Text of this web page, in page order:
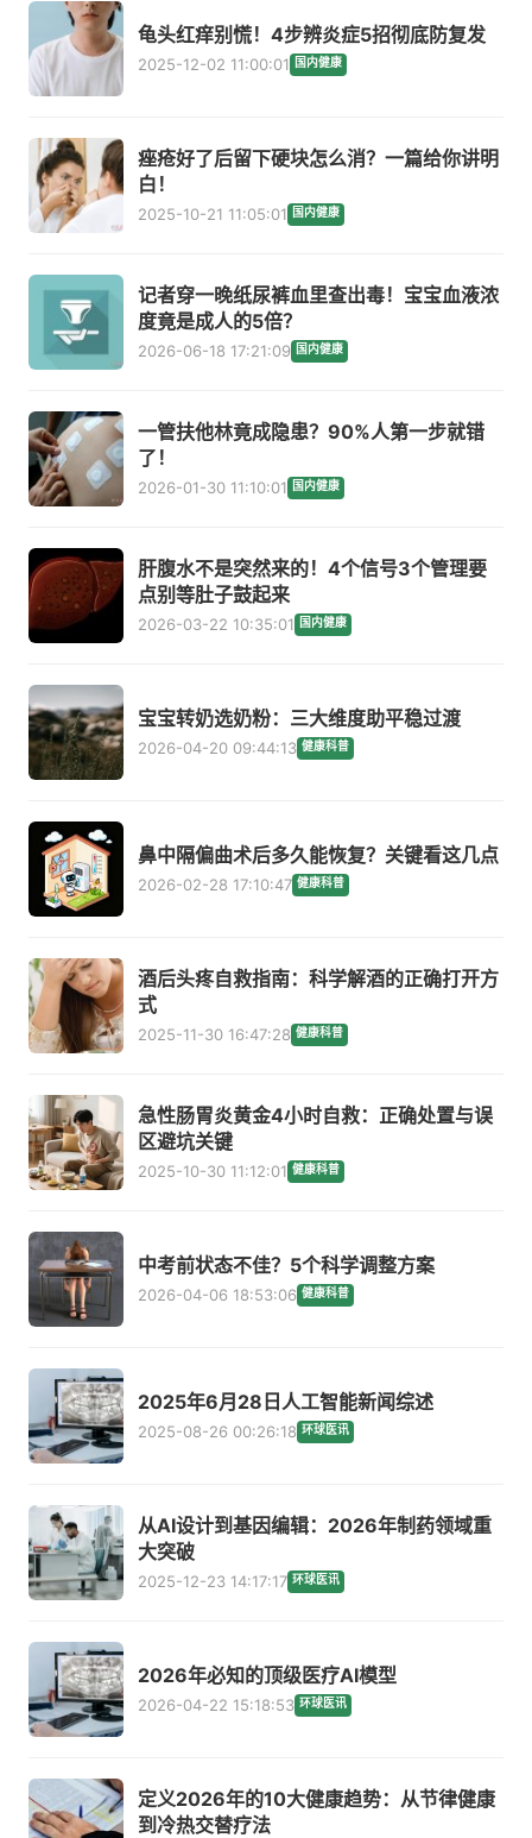
龟头红痒别慌！4步辨炎症5招彻底防复发
2025-12-02 11:00:01 国内健康
痤疮好了后留下硬块怎么消？一篇给你讲明
白！
2025-10-21 11:05:01 国内健康
记者穿一晚纸尿裤血里查出毒！宝宝血液浓
度竟是成人的5倍？
2026-06-18 17:21:09 国内健康
一管扶他林竟成隐患？90%人第一步就错
了！
2026-01-30 11:10:01 国内健康
肝腹水不是突然来的！4个信号3个管理要
点别等肚子鼓起来
2026-03-22 10:35:01 国内健康
宝宝转奶选奶粉：三大维度助平稳过渡
2026-04-20 09:44:13 健康科普
鼻中隔偏曲术后多久能恢复？关键看这几点
2026-02-28 17:10:47 健康科普
酒后头疼自救指南：科学解酒的正确打开方
式
2025-11-30 16:47:28 健康科普
急性肠胃炎黄金4小时自救：正确处置与误
区避坑关键
2025-10-30 11:12:01 健康科普
中考前状态不佳？5个科学调整方案
2026-04-06 18:53:06 健康科普
2025年6月28日人工智能新闻综述
2025-08-26 00:26:18 环球医讯
从AI设计到基因编辑：2026年制药领域重
大突破
2025-12-23 14:17:17 环球医讯
2026年必知的顶级医疗AI模型
2026-04-22 15:18:53 环球医讯
定义2026年的10大健康趋势：从节律健康
到冷热交替疗法